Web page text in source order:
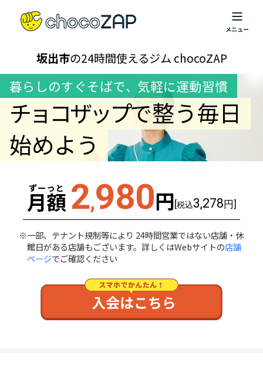
坂出市の24時間使えるジム chocoZAP
暮らしのすぐそばで、 気軽に運動習慣
チョコザップで整う毎日
始めよう
ずーっと
月額 2,980円[税込3,278円]
一部、テナント規制等により 24時間営業ではない店舗・休
館日がある店舗もございます。詳しくはWebサイトの店舗
ページでご確認ください